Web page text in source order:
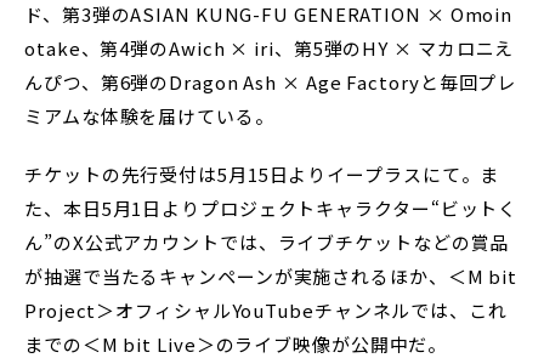
ド、第3弾のASIAN KUNG-FU GENERATION × Omoin
otake、第4弾のAwich × iri、第5弾のHY × マカロニえ
んぴつ、第6弾のDragon Ash × Age Factoryと毎回プレ
ミアムな体験を届けている。
チケットの先行受付は5月15日よりイープラスにて。ま
た、本日5月1日よりプロジェクトキャラクター“ビットく
ん”のX公式アカウントでは、ライブチケットなどの賞品
が抽選で当たるキャンペーンが実施されるほか、＜M bit
Project＞オフィシャルYouTubeチャンネルでは、これ
までの＜M bit Live＞のライブ映像が公開中だ。